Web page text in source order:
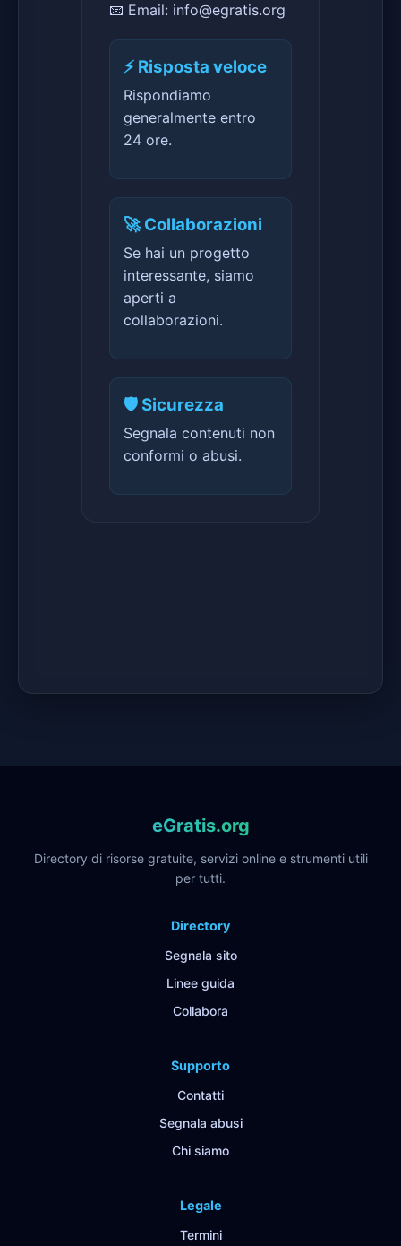
📧 Email: info@egratis.org
⚡ Risposta veloce
Rispondiamo
generalmente entro
24 ore.
🚀 Collaborazioni
Se hai un progetto
interessante, siamo
aperti a
collaborazioni.
🛡️ Sicurezza
Segnala contenuti non
conformi o abusi.
eGratis.org
Directory di risorse gratuite, servizi online e strumenti utili
per tutti.
Directory
Segnala sito
Linee guida
Collabora
Supporto
Contatti
Segnala abusi
Chi siamo
Legale
Termini